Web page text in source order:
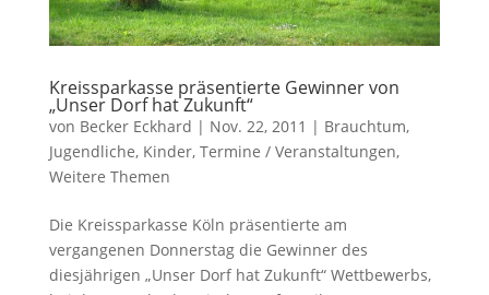
Kreissparkasse präsentierte Gewinner von
„Unser Dorf hat Zukunft“
von Becker Eckhard | Nov. 22, 2011 | Brauchtum,
Jugendliche, Kinder, Termine / Veranstaltungen,
Weitere Themen
Die Kreissparkasse Köln präsentierte am
vergangenen Donnerstag die Gewinner des
diesjährigen „Unser Dorf hat Zukunft“ Wettbewerbs,